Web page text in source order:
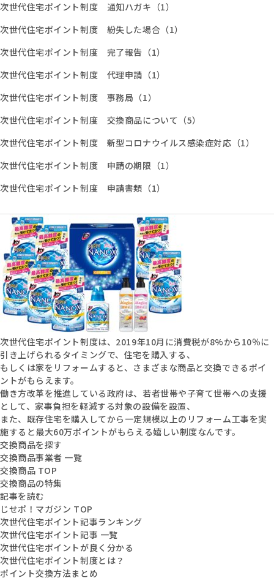
次世代住宅ポイント制度 通知ハガキ（1）
次世代住宅ポイント制度 紛失した場合（1）
次世代住宅ポイント制度 完了報告（1）
次世代住宅ポイント制度 代理申請（1）
次世代住宅ポイント制度 事務局（1）
次世代住宅ポイント制度 交換商品について（5）
次世代住宅ポイント制度 新型コロナウイルス感染症対応（1）
次世代住宅ポイント制度 申請の期限（1）
次世代住宅ポイント制度 申請書類（1）
次世代住宅ポイント制度は、2019年10月に消費税が8%から10％に
引き上げられるタイミングで、住宅を購入する、
もしくは家をリフォームすると、さまざまな商品と交換できるポイ
ントがもらえます。
働き方改革を推進している政府は、若者世帯や子育て世帯への支援
として、家事負担を軽減する対象の設備を設置、
また、既存住宅を購入してから一定規模以上のリフォーム工事を実
施すると最大60万ポイントがもらえる嬉しい制度なんです。
交換商品を探す
交換商品事業者 一覧
交換商品 TOP
交換商品の特集
記事を読む
じせポ！マガジン TOP
次世代住宅ポイント記事ランキング
次世代住宅ポイント記事 一覧
次世代住宅ポイントが良く分かる
次世代住宅ポイント制度とは？
ポイント交換方法まとめ